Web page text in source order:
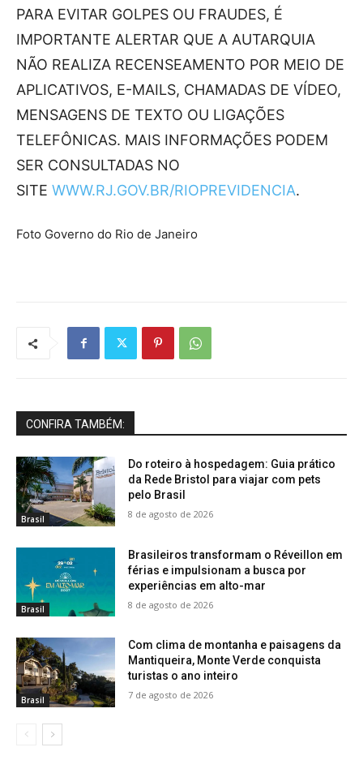
PARA EVITAR GOLPES OU FRAUDES, É
IMPORTANTE ALERTAR QUE A AUTARQUIA
NÃO REALIZA RECENSEAMENTO POR MEIO DE
APLICATIVOS, E-MAILS, CHAMADAS DE VÍDEO,
MENSAGENS DE TEXTO OU LIGAÇÕES
TELEFÔNICAS. MAIS INFORMAÇÕES PODEM
SER CONSULTADAS NO
SITE WWW.RJ.GOV.BR/RIOPREVIDENCIA.
Foto Governo do Rio de Janeiro
CONFIRA TAMBÉM:
Brasil
Do roteiro à hospedagem: Guia prático
da Rede Bristol para viajar com pets
pelo Brasil
8 de agosto de 2026
Brasil
Brasileiros transformam o Réveillon em
férias e impulsionam a busca por
experiências em alto-mar
8 de agosto de 2026
Brasil
Com clima de montanha e paisagens da
Mantiqueira, Monte Verde conquista
turistas o ano inteiro
7 de agosto de 2026